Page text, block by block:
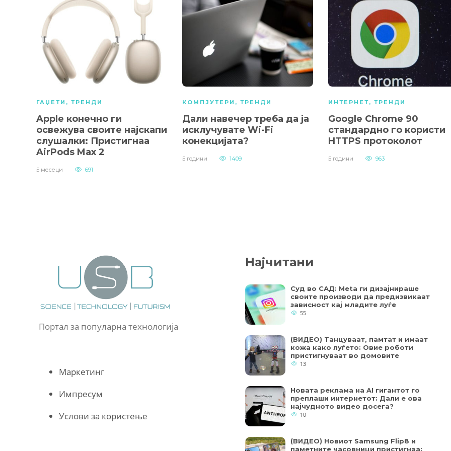
ГАЏЕТИ , ТРЕНДИ
Apple конечно ги
освежува своите најскапи
слушалки: Пристигнаа
AirPods Max 2
5 месеци 691
КОМПЈУТЕРИ , ТРЕНДИ
Дали навечер треба да ја
исклучувате Wi-Fi
конекцијата?
5 години 1409
ИНТЕРНЕТ, ТРЕНДИ
Google Chrome 90
стандардно го користи
HTTPS протоколот
5 години 963
Портал за популарна технологија
Маркетинг
Импресум
Услови за користење
Најчитани
Суд во САД: Meta ги дизајнираше
своите производи да предизвикаат
зависност кај младите луѓе
55
(ВИДЕО) Танцуваат, памтат и имаат
кожа како луѓето: Овие роботи
пристигнуваат во домовите
13
Новата реклама на AI гигантот го
преплаши интернетот: Дали е ова
најчудното видео досега?
10
(ВИДЕО) Новиот Samsung Flip8 и
паметните часовници пристигнаа: